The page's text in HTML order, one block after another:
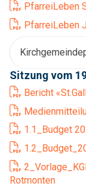
PfarreiLeben
PfarreiLeben
Sitzung vom
Bericht
1.1_Budget
Rotmonten